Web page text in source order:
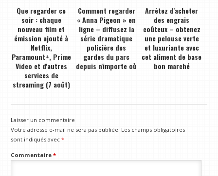
Que regarder ce
soir : chaque
nouveau film et
émission ajouté à
Netflix,
Paramount+, Prime
Video et d'autres
services de
streaming (7 août)
Comment regarder
« Anna Pigeon » en
ligne – diffusez la
série dramatique
policière des
gardes du parc
depuis n'importe où
Arrêtez d'acheter
des engrais
coûteux – obtenez
une pelouse verte
et luxuriante avec
cet aliment de base
bon marché
Laisser un commentaire
Votre adresse e-mail ne sera pas publiée. Les champs obligatoires
sont indiqués avec*
Commentaire*